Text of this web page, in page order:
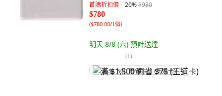
首購折扣價 20%$980
$780
($780.00/1個)
明天 8/8 (六) 預計送達
(1)
满 $1,500 再省 $75 (王道卡)